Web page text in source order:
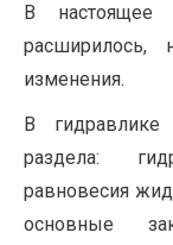
В настоящее
расширилось,
изменения.
В
раздела:
равновесия
основные